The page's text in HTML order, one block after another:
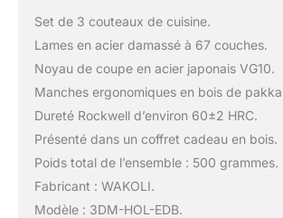
Set de 3 couteaux de cuisine.
Lames en acier damassé à 67 couches.
Noyau de coupe en acier japonais VG10.
Manches ergonomiques en bois de
Dureté Rockwell d’environ 60±2 HRC.
Présenté dans un coffret cadeau en bois.
Poids total de l’ensemble : 500 grammes.
Fabricant : WAKOLI.
Modèle : 3DM-HOL-EDB.